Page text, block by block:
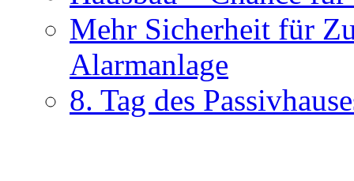
Mehr Sicherheit für
Alarmanlage
8. Tag des